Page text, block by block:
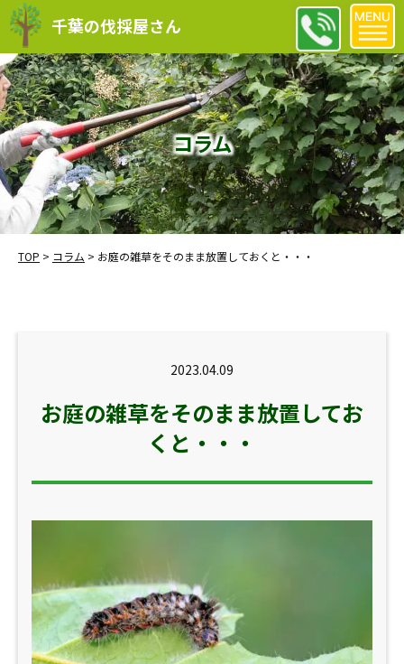
千葉の伐採屋さん
コラム
TOP > コラム > お庭の雑草をそのまま放置しておくと・・・
2023.04.09
お庭の雑草をそのまま放置してお
くと・・・